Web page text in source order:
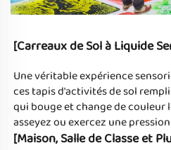
[Carreaux de Sol à Liquide
Une véritable expérience
ces tapis d'activités de sol
qui bouge et change de couleur
asseyez ou exercez une
[Maison, Salle de Classe et